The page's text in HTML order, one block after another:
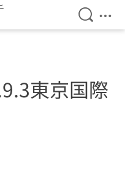
検索を
メ
東京国際